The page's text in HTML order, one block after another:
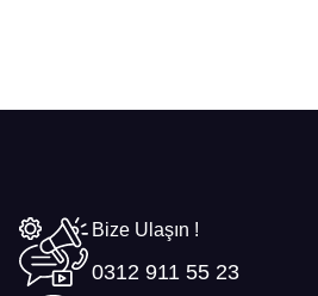
Bize Ulaşın !
0312 911 55 23